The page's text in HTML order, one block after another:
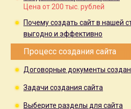
Система управления сайтом
не
Специальное созданиесистемы
универсальные системы
Учитывая возможности системы
технической поддержке сайта
разработка веб-сайтов в Москве
Мы занимаемсяразработкам
Предлагаемуслуги создания веб-
Цена от 200 тыс. рублей
Почему создать сайт в нашей
выгодно и эффективно
Процесс создания сайта
Договорные документы
Задачи создания сайта
Выберите разделы для сайта